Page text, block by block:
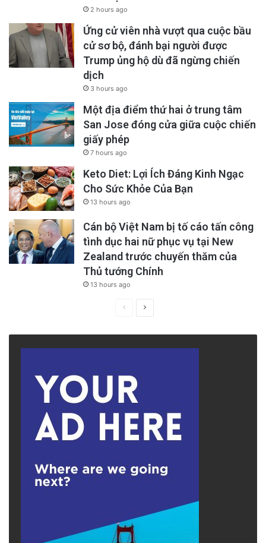
2 hours ago
Ứng cử viên nhà vượt qua cuộc bầu
cử sơ bộ, đánh bại người được
Trump ủng hộ dù đã ngừng chiến
dịch
3 hours ago
Một địa điểm thứ hai ở trung tâm
San Jose đóng cửa giữa cuộc chiến
giấy phép
7 hours ago
Keto Diet: Lợi Ích Đáng Kinh Ngạc
Cho Sức Khỏe Của Bạn
13 hours ago
Cán bộ Việt Nam bị tố cáo tấn công
tình dục hai nữ phục vụ tại New
Zealand trước chuyến thăm của
Thủ tướng Chính
13 hours ago
PreviousNext